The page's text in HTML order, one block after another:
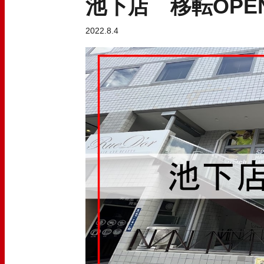
池下店 移転
2022.8.4